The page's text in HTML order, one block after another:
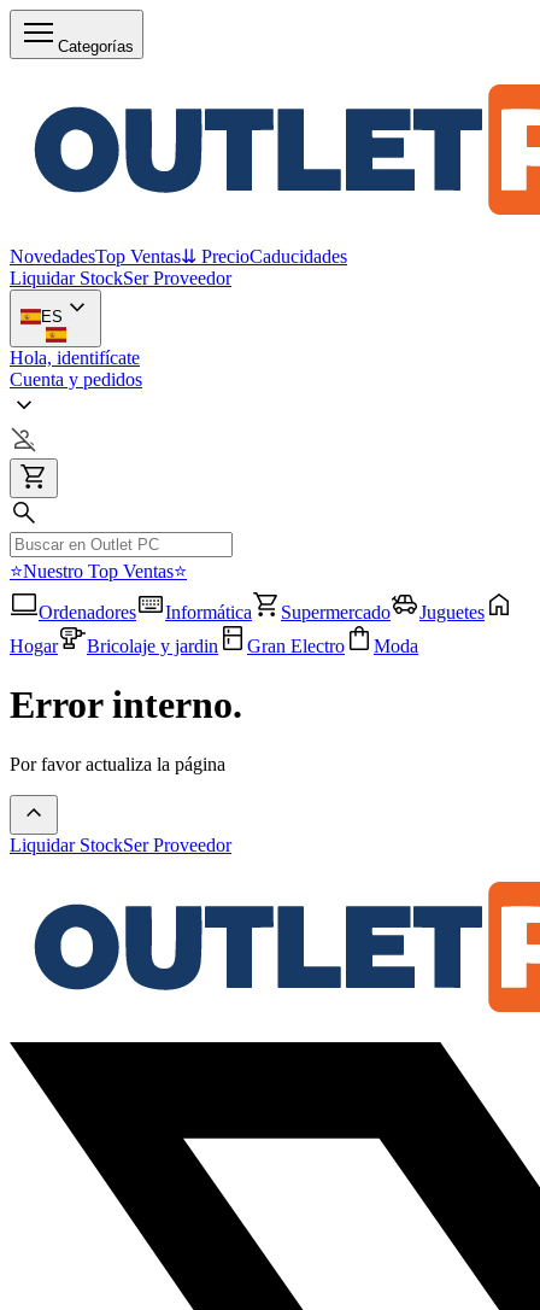
Categorías
NovedadesTop Ventas⇊ PrecioCaducidades
Liquidar StockSer Proveedor
ES
Hola, identifícate
Cuenta y pedidos
⭐Nuestro Top Ventas⭐
Ordenadores
Informática Supermercado
Juguetes
Hogar
Bricolaje y jardin Gran Electro Moda
Error interno.
Por favor actualiza la página
Liquidar StockSer Proveedor